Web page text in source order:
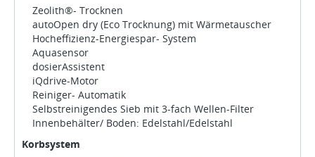
Zeolith®- Trocknen
autoOpen dry (Eco Trocknung) mit Wärmetauscher
Hocheffizienz-Energiespar- System
Aquasensor
dosierAssistent
iQdrive-Motor
Reiniger- Automatik
Selbstreinigendes Sieb mit 3-fach Wellen-Filter
Innenbehälter/ Boden: Edelstahl/Edelstahl
Korbsystem